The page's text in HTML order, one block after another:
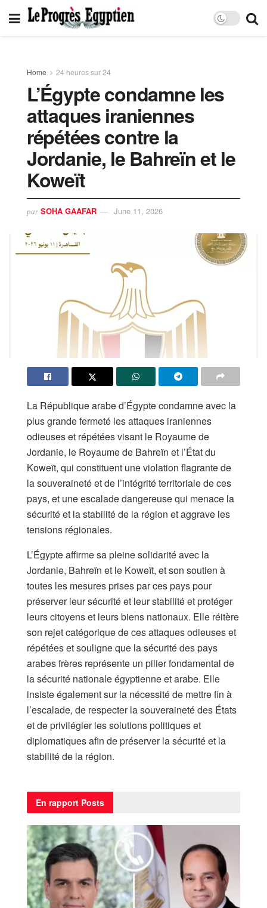
Home 24 heures sur 24
L’Égypte condamne les
attaques iraniennes
répétées contre la
Jordanie, le Bahreïn et le
Koweït
par SOHA GAAFAR June 11, 2026
La République arabe d’Égypte condamne avec la
plus grande fermeté les attaques iraniennes
odieuses et répétées visant le Royaume de
Jordanie, le Royaume de Bahreïn et l’État du
Koweït, qui constituent une violation flagrante de
la souveraineté et de l’intégrité territoriale de ces
pays, et une escalade dangereuse qui menace la
sécurité et la stabilité de la région et aggrave les
tensions régionales.
L’Égypte affirme sa pleine solidarité avec la
Jordanie, Bahreïn et le Koweït, et son soutien à
toutes les mesures prises par ces pays pour
préserver leur sécurité et leur stabilité et protéger
leurs citoyens et leurs biens nationaux. Elle réitère
son rejet catégorique de ces attaques odieuses et
répétées et souligne que la sécurité des pays
arabes frères représente un pilier fondamental de
la sécurité nationale égyptienne et arabe. Elle
insiste également sur la nécessité de mettre fin à
l’escalade, de respecter la souveraineté des États
et de privilégier les solutions politiques et
diplomatiques afin de préserver la sécurité et la
stabilité de la région.
En rapport Posts